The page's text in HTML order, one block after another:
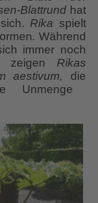
Blattrund hat
Rika spielt
. Während
immer noch
zeigen Rikas
aestivum, die
Unmenge